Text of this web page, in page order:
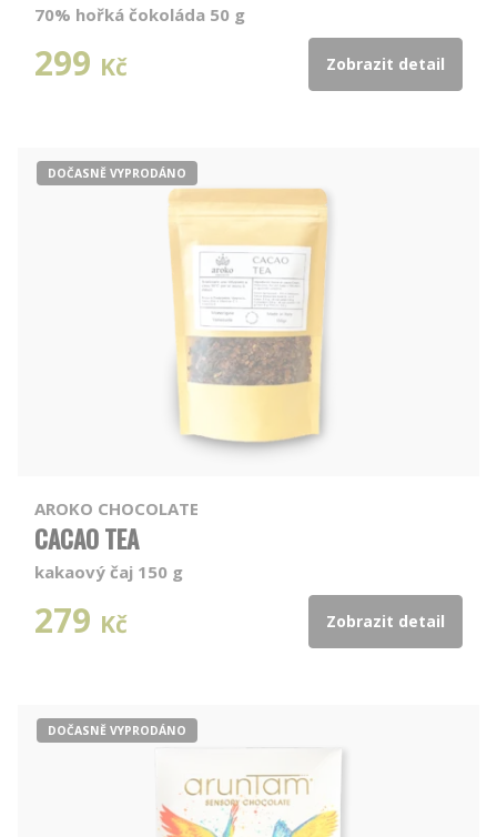
70% hořká čokoláda 50 g
299 Kč Zobrazit detail
DOČASNĚ VYPRODÁNO
AROKO CHOCOLATE
CACAO TEA
kakaový čaj 150 g
279 Kč Zobrazit detail
DOČASNĚ VYPRODÁNO